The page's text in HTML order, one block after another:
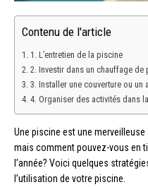
Contenu de l'article
1. L’entretien de la piscine
2. Investir dans un chauffage de
3. Installer une couverture ou un
4. Organiser des activités dans
Une piscine est une
mais comment pouvez-vous en
l’année? Voici quelques
l’utilisation de votre piscine.